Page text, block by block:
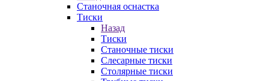
Станочная оснастка
Тиски
Назад
Тиски
Станочные тиски
Слесарные тиски
Столярные тиски